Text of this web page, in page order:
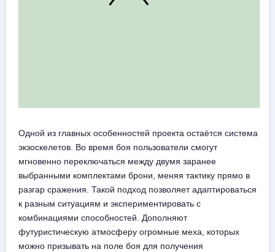
Одной из главных особенностей проекта остаётся система
экзоскелетов. Во время боя пользователи смогут
мгновенно переключаться между двумя заранее
выбранными комплектами брони, меняя тактику прямо в
разгар сражения. Такой подход позволяет адаптироваться
к разным ситуациям и экспериментировать с
комбинациями способностей. Дополняют
футуристическую атмосферу огромные меха, которых
можно призывать на поле боя для получения